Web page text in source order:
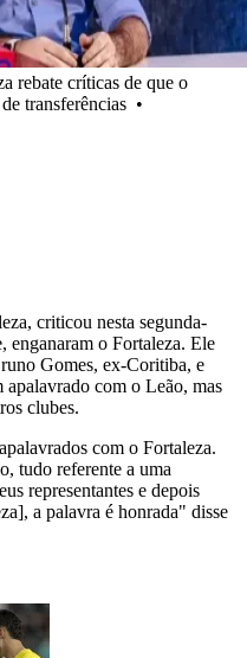
rebate críticas de que o
transferências •
criticou nesta segunda-
enganaram o Fortaleza. Ele
Gomes, ex-Coritiba, e
com o Leão, mas
clubes.
com o Fortaleza.
tudo referente a uma
representantes e depois
a palavra é honrada" disse